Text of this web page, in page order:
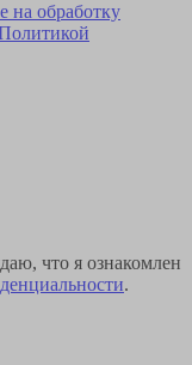
на обработку
что я ознакомлен
.